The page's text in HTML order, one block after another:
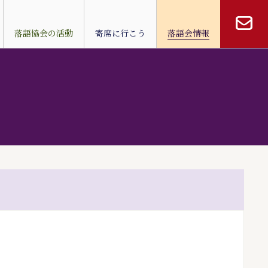
落語協会の活動 寄席に行こう 落語会情報